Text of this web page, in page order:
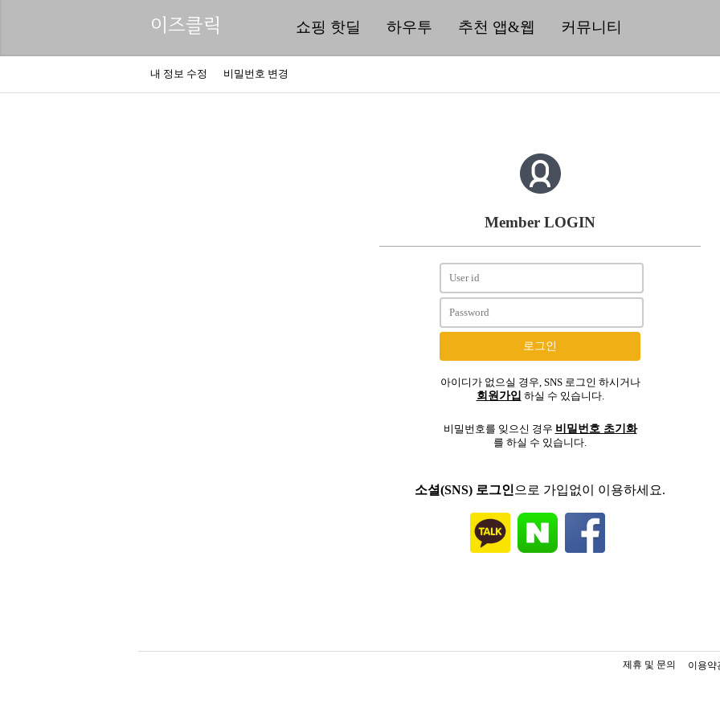
이즈클릭 쇼핑 핫딜 하우투 추천 앱&웹 커뮤니티
내 정보 수정 비밀번호 변경
Member LOGIN
아이디가 없으실 경우, SNS 로그인 하시거나
회원가입 하실 수 있습니다.
비밀번호를 잊으신 경우 비밀번호 초기화
를 하실 수 있습니다.
소셜(SNS) 로그인 으로 가입없이 이용하세요.
이용약
제휴 및 문의